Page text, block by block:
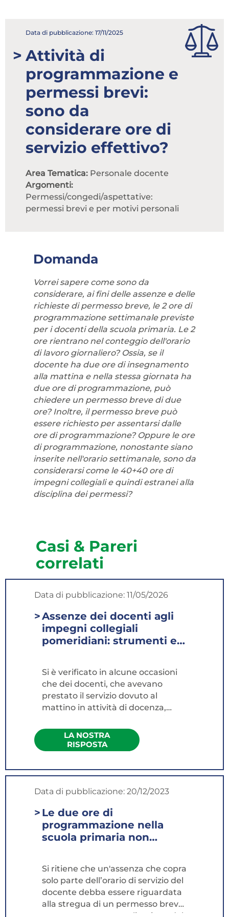
credenziali errate l'accesso sarà sospeso per 60
minuti.
Hai dimenticato la password?
ACCEDI
Abbonati ai servizi
Consulta i corsi
Data di pubblicazione: 17/11/2025
Attività di
programmazione e
permessi brevi:
sono da
considerare ore di
servizio effettivo?
Area Tematica: Personale docente
Argomenti:
Permessi/congedi/aspettative:
permessi brevi e per motivi personali
Domanda
Vorrei sapere come sono da
considerare, ai fini delle assenze e delle
richieste di permesso breve, le 2 ore di
programmazione settimanale previste
per i docenti della scuola primaria. Le 2
ore rientrano nel conteggio dell'orario
di lavoro giornaliero? Ossia, se il
docente ha due ore di insegnamento
alla mattina e nella stessa giornata ha
due ore di programmazione, può
chiedere un permesso breve di due
ore? Inoltre, il permesso breve può
essere richiesto per assentarsi dalle
ore di programmazione? Oppure le ore
di programmazione, nonostante siano
inserite nell'orario settimanale, sono da
considerarsi come le 40+40 ore di
impegni collegiali e quindi estranei alla
disciplina dei permessi?
Casi & Pareri
correlati
Data di pubblicazione: 11/05/2026
Assenze dei docenti agli
impegni collegiali
pomeridiani: strumenti e
Si è verificato in alcune occasioni
che dei docenti, che avevano
prestato il servizio dovuto al
mattino in attività di docenza,
LA NOSTRA
RISPOSTA
Data di pubblicazione: 20/12/2023
Le due ore di
programmazione nella
scuola primaria non
recuperate?
Si ritiene che un'assenza che copra
solo parte dell’orario di servizio del
docente debba essere riguardata
alla stregua di un permesso breve